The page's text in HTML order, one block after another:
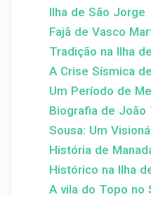
Ilha de São Jorge
Fajã de Vasco
Tradição na Ilha
A Crise Sísmica
Um Período de
Biografia de João
Sousa: Um
História de
Histórico na Ilha
A vila do Topo no